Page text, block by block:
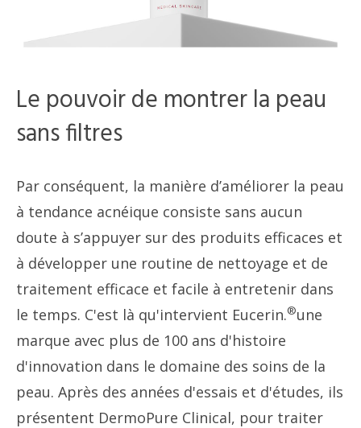
Le pouvoir de montrer la peau
sans filtres
Par conséquent, la manière d’améliorer la peau
à tendance acnéique consiste sans aucun
doute à s’appuyer sur des produits efficaces et
à développer une routine de nettoyage et de
traitement efficace et facile à entretenir dans
le temps. C'est là qu'intervient Eucerin.®une
marque avec plus de 100 ans d'histoire
d'innovation dans le domaine des soins de la
peau. Après des années d'essais et d'études, ils
présentent DermoPure Clinical, pour traiter